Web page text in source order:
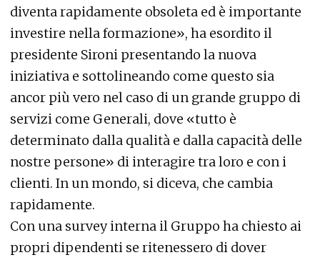
diventa rapidamente obsoleta ed è importante
investire nella formazione», ha esordito il
presidente Sironi presentando la nuova
iniziativa e sottolineando come questo sia
ancor più vero nel caso di un grande gruppo di
servizi come Generali, dove «tutto è
determinato dalla qualità e dalla capacità delle
nostre persone» di interagire tra loro e con i
clienti. In un mondo, si diceva, che cambia
rapidamente.
Con una survey interna il Gruppo ha chiesto ai
propri dipendenti se ritenessero di dover